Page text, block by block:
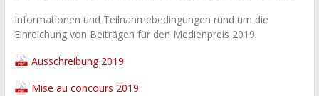
Informationen und Teilnahmebedingungen rund um die
Einreichung von Beiträgen für den Medienpreis 2019:
Ausschreibung 2019
Mise au concours 2019